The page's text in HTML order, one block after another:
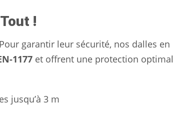
!
garantir leur sécurité, nos dalles en
1177 et offrent une protection
jusqu’à 3 m